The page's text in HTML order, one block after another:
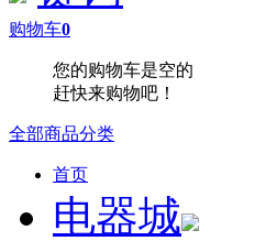
购物车0
您的购物车是空的
赶快来购物吧！
全部商品分类
首页
电器城